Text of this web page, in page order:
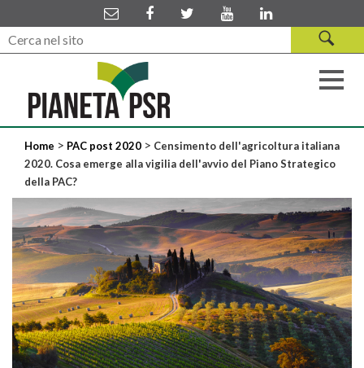
Home > PAC post 2020 > Censimento dell'agricoltura italiana
2020. Cosa emerge alla vigilia dell'avvio del Piano Strategico
della PAC?